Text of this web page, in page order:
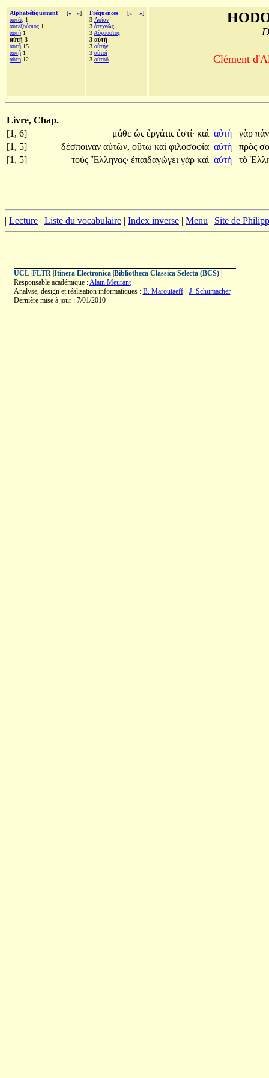
Alphabétiquement [« »]
αὐτάς 1
αὐτεξούσιος 1
αὐτή 1
αὐτὴ 3
αὐτῇ 15
αὑτῇ 1
αὕτη 12
Fréquences [« »]
3 Ἀσίαν
3 ἀτεχνῶς
3 Αὔγουστος
3 αὐτὴ
3 αὐτήν
3 αὐτοὶ
3 αὑτοῦ Clément
Livre, Chap.
[1, 6]
μάθε ὡς ἐργάτις ἐστί· καὶ αὐτὴ γὰρ
[1, 5]
δέσποιναν αὐτῶν, οὕτω καὶ φιλοσοφία αὐτὴ πρὸς
[1, 5]
τοὺς Ἕλληνας· ἐπαιδαγώγει γὰρ καὶ αὐτὴ τὸ
| Lecture | Liste du vocabulaire | Index inverse | Menu | Site de
UCL| FLTR| Itinera Electronica| Bibliotheca Classica Selecta (BCS)|
Responsable académique :Alain Meurant
Analyse, design et réalisation informatiques : B. Maroutaeff- J. Schumacher
Dernière mise à jour : 7/01/2010